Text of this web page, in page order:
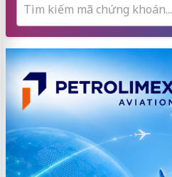
Tìm kiếm mã chứng khoán...